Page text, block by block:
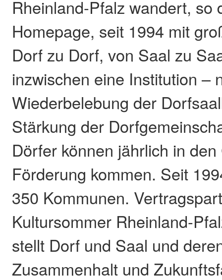
Rheinland-Pfalz wandert, so
Homepage, seit 1994 mit
Dorf zu Dorf, von Saal zu
inzwischen eine Institution –
Wiederbelebung der
Stärkung der
Dörfer können jährlich in
Förderung kommen. Seit
350 Kommunen.
Kultursommer Rheinland-
stellt Dorf und Saal und
Zusammenhalt und